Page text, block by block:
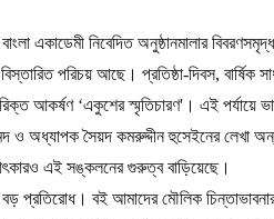
একাডেমী নিবেদিত অনুষ্ঠানমালার
পরিচয় আছে। প্রতিষ্ঠা-দিবস, বার্ষিক
আকর্ষণ ‘একুশের স্মৃতিচারণ'। এই পর্যায়ে
ও অধ্যাপক সৈয়দ কমরুদ্দীন হুসেইনের লেখা
এই সঙ্কলনের গুরুত্ব বাড়িয়েছে।
প্রতিরোধ। বই আমাদের মৌলিক